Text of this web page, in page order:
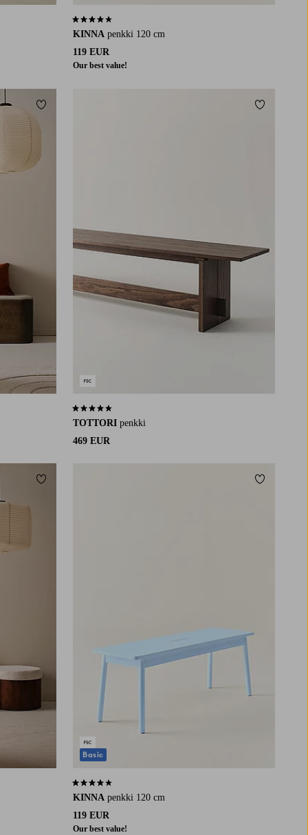
KINNA penkki 120 cm
119 EUR
Our best value!
3,9 perustuen 48 arvosanaan
Lisää suosikkeihin
TOTTORI penkki
469 EUR
4,6 perustuen 7 arvosanaan
Lisää
Lisää suosikkeihin
KINNA penkki 120 cm
119 EUR
Our best value!
3,9 perustuen 48 arvosanaan
Basic
Lisää